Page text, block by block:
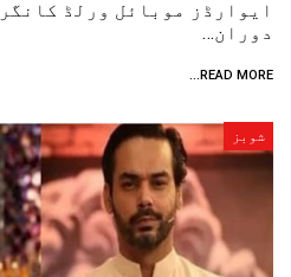
دوران…
READ MORE...
شوبز